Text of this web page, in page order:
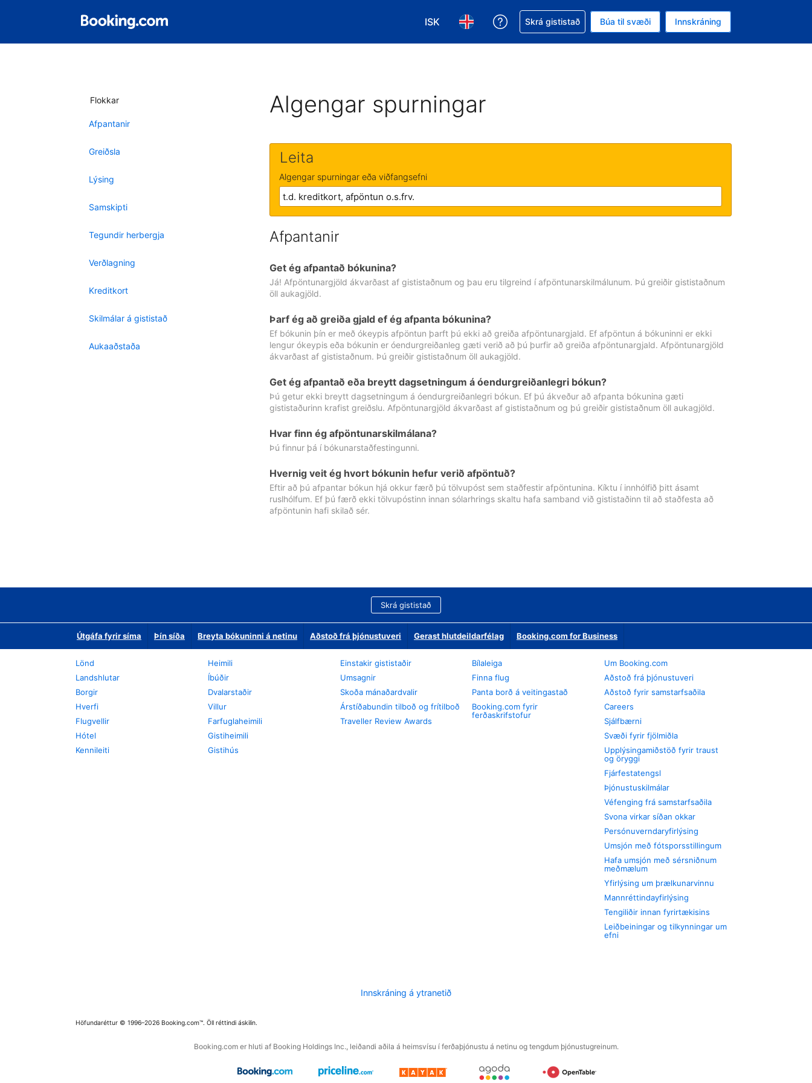
ISK
Veldu gjaldmiðil. Í augnablikinu er gjaldmiðillinn Íslensk króna
Veldu þitt tungumál. Í augnablikinu er tungumál þitt Íslensku
Fá aðstoð við bókunina
Skrá gististað Búa til svæði Innskráning
Flokkar
Afpantanir
Greiðsla
Lýsing
Samskipti
Tegundir herbergja
Verðlagning
Kreditkort
Skilmálar á gististað
Aukaaðstaða
Algengar spurningar
Leita
Algengar spurningar eða viðfangsefni
Afpantanir
Get ég afpantað bókunina?
Já! Afpöntunargjöld ákvarðast af gististaðnum og þau eru tilgreind í afpöntunarskilmálunum. Þú greiðir gististaðnum
öll aukagjöld.
Þarf ég að greiða gjald ef ég afpanta bókunina?
Ef bókunin þín er með ókeypis afpöntun þarft þú ekki að greiða afpöntunargjald. Ef afpöntun á bókuninni er ekki
lengur ókeypis eða bókunin er óendurgreiðanleg gæti verið að þú þurfir að greiða afpöntunargjald. Afpöntunargjöld
ákvarðast af gististaðnum. Þú greiðir gististaðnum öll aukagjöld.
Get ég afpantað eða breytt dagsetningum á óendurgreiðanlegri bókun?
Þú getur ekki breytt dagsetningum á óendurgreiðanlegri bókun. Ef þú ákveður að afpanta bókunina gæti
gististaðurinn krafist greiðslu. Afpöntunargjöld ákvarðast af gististaðnum og þú greiðir gististaðnum öll aukagjöld.
Hvar finn ég afpöntunarskilmálana?
Þú finnur þá í bókunarstaðfestingunni.
Hvernig veit ég hvort bókunin hefur verið afpöntuð?
Eftir að þú afpantar bókun hjá okkur færð þú tölvupóst sem staðfestir afpöntunina. Kíktu í innhólfið þitt ásamt
ruslhólfum. Ef þú færð ekki tölvupóstinn innan sólarhrings skaltu hafa samband við gististaðinn til að staðfesta að
afpöntunin hafi skilað sér.
Skrá gististað
Útgáfa fyrir síma Þín síða Breyta bókuninni á netinu Aðstoð frá þjónustuveri Gerast hlutdeildarfélag Booking.com for Business
Lönd
Landshlutar
Borgir
Hverfi
Flugvellir
Hótel
Kennileiti
Heimili
Íbúðir
Dvalarstaðir
Villur
Farfuglaheimili
Gistiheimili
Gistihús
Einstakir gististaðir
Umsagnir
Skoða mánaðardvalir
Árstíðabundin tilboð og frítilboð
Traveller Review Awards
Bílaleiga
Finna flug
Panta borð á veitingastað
Booking.com fyrir
ferðaskrifstofur
Um Booking.com
Aðstoð frá þjónustuveri
Aðstoð fyrir samstarfsaðila
Careers
Sjálfbærni
Svæði fyrir fjölmiðla
Upplýsingamiðstöð fyrir traust
og öryggi
Fjárfestatengsl
Þjónustuskilmálar
Véfenging frá samstarfsaðila
Svona virkar síðan okkar
Persónuverndaryfirlýsing
Umsjón með fótsporsstillingum
Hafa umsjón með sérsniðnum
meðmælum
Yfirlýsing um þrælkunarvinnu
Mannréttindayfirlýsing
Tengiliðir innan fyrirtækisins
Leiðbeiningar og tilkynningar um
efni
Innskráning á ytranetið
Höfundaréttur © 1996–2026 Booking.com™. Öll réttindi áskilin.
Booking.com er hluti af Booking Holdings Inc., leiðandi aðila á heimsvísu í ferðaþjónustu á netinu og tengdum þjónustugreinum.